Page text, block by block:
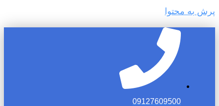
پرش به محتوا
09127609500